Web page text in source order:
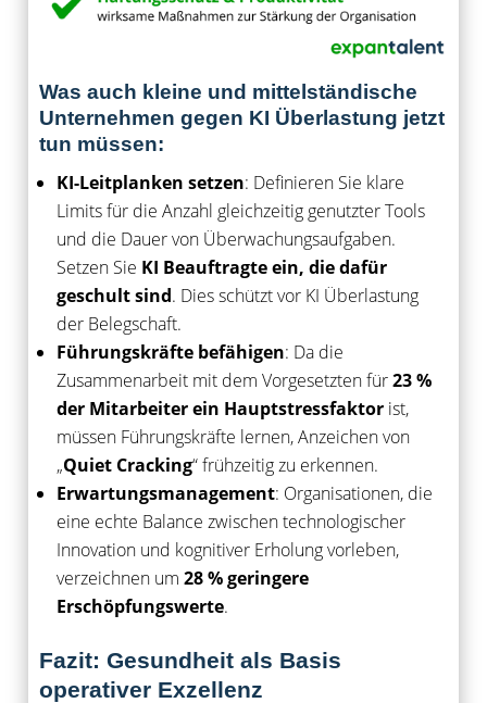
Was auch kleine und mittelständische
Unternehmen gegen KI Überlastung jetzt
tun müssen:
KI-Leitplanken setzen: Definieren Sie klare
Limits für die Anzahl gleichzeitig genutzter Tools
und die Dauer von Überwachungsaufgaben.
Setzen Sie KI Beauftragte ein, die dafür
geschult sind. Dies schützt vor KI Überlastung
der Belegschaft.
Führungskräfte befähigen: Da die
Zusammenarbeit mit dem Vorgesetzten für23 %
der Mitarbeiter ein Hauptstressfaktor ist,
müssen Führungskräfte lernen, Anzeichen von
„Quiet Cracking“ frühzeitig zu erkennen.
Erwartungsmanagement: Organisationen, die
eine echte Balance zwischen technologischer
Innovation und kognitiver Erholung vorleben,
verzeichnen um28 % geringere
Erschöpfungswerte.
Fazit: Gesundheit als Basis
operativer Exzellenz